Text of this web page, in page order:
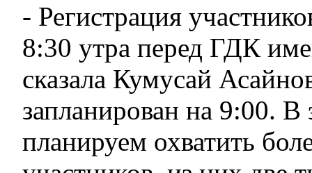
- Регистрация
8:30 утра перед ГДК
сказала Кумусай
запланирован на 9:00. В
планируем охватить